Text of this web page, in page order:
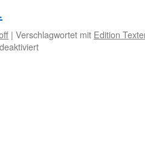
| Verschlagwortet mit Edition
für